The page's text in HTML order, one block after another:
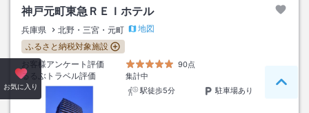
神戸元町東急ＲＥＩホテル
兵庫県 北野・三宮・元町
地図
ふるさと納税対象施設
お客様アンケート評価
90点
るるぶトラベル評価
集計中
駅徒歩5分
駐車場あり
お気に入り ペー